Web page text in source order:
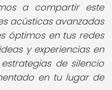
a compartir este
acústicas avanzadas
óptimos en tus redes
y experiencias en
de silencio
en tu lugar de